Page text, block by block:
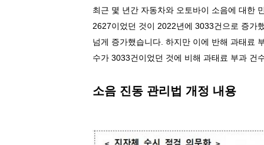
최근 몇 년간 자동차와 오토바이 소음에 대한
2627이었던 것이 2022년에 3033건으로 증가
넘게 증가했습니다 하지만 이에 반해 과태료
수가 3033건이었던 것에 비해 과태료 부과 건
소음 진동 관리법 개정 내용